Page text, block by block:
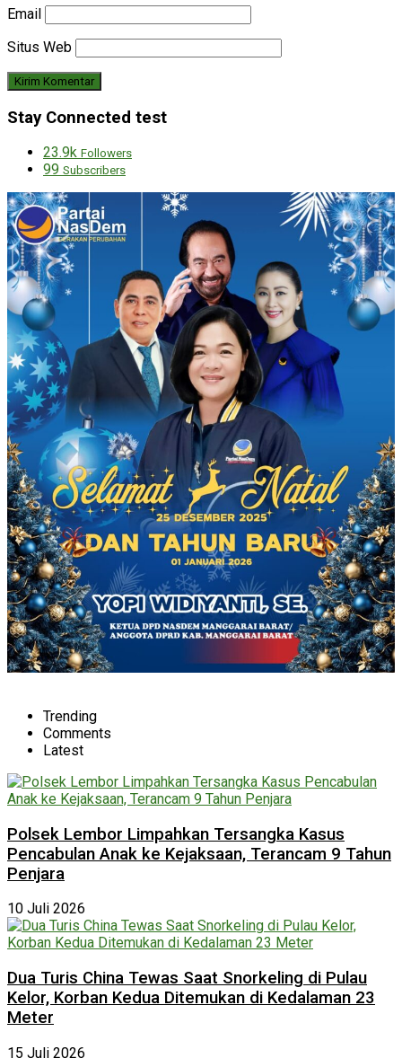
Email
Situs Web
Stay Connected test
23.9k Followers
99 Subscribers
Trending
Comments
Latest
Polsek Lembor Limpahkan Tersangka Kasus
Pencabulan Anak ke Kejaksaan, Terancam 9 Tahun
Penjara
10 Juli 2026
Dua Turis China Tewas Saat Snorkeling di Pulau
Kelor, Korban Kedua Ditemukan di Kedalaman 23
Meter
15 Juli 2026